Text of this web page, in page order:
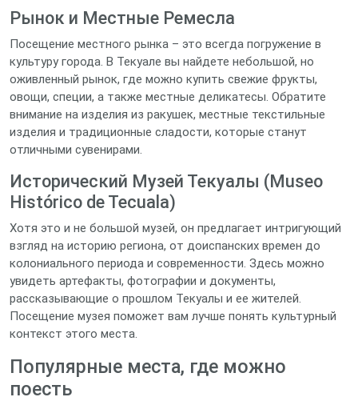
Рынок и Местные Ремесла
Посещение местного рынка – это всегда погружение в
культуру города. В Текуале вы найдете небольшой, но
оживленный рынок, где можно купить свежие фрукты,
овощи, специи, а также местные деликатесы. Обратите
внимание на изделия из ракушек, местные текстильные
изделия и традиционные сладости, которые станут
отличными сувенирами.
Исторический Музей Текуалы (Museo
Histórico de Tecuala)
Хотя это и не большой музей, он предлагает интригующий
взгляд на историю региона, от доиспанских времен до
колониального периода и современности. Здесь можно
увидеть артефакты, фотографии и документы,
рассказывающие о прошлом Текуалы и ее жителей.
Посещение музея поможет вам лучше понять культурный
контекст этого места.
Популярные места, где можно
поесть